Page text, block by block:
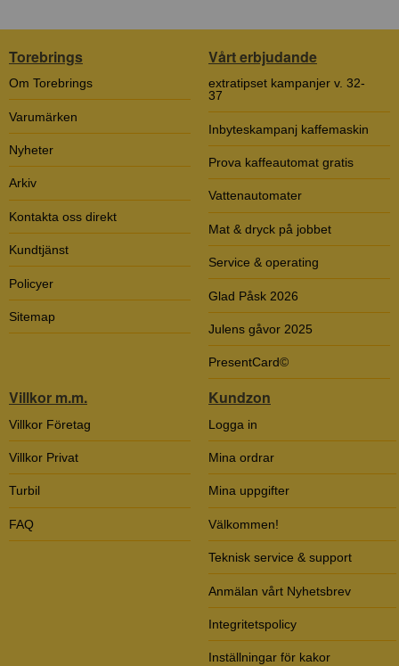
Torebrings
Om Torebrings
Varumärken
Nyheter
Arkiv
Kontakta oss direkt
Kundtjänst
Policyer
Sitemap
Vårt erbjudande
extratipset kampanjer v. 32-
37
Inbyteskampanj kaffemaskin
Prova kaffeautomat gratis
Vattenautomater
Mat & dryck på jobbet
Service & operating
Glad Påsk 2026
Julens gåvor 2025
PresentCard©
Villkor m.m.
Villkor Företag
Villkor Privat
Turbil
FAQ
Kundzon
Logga in
Mina ordrar
Mina uppgifter
Välkommen!
Teknisk service & support
Anmälan vårt Nyhetsbrev
Integritetspolicy
Inställningar för kakor